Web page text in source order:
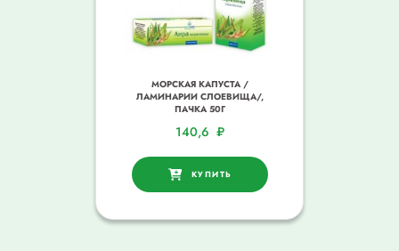
МОРСКАЯ КАПУСТА /
ЛАМИНАРИИ СЛОЕВИЩА/,
ПАЧКА 50Г
140,6 ₽
КУПИТЬ